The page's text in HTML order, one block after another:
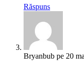
Răspuns
Bryanbub pe 20